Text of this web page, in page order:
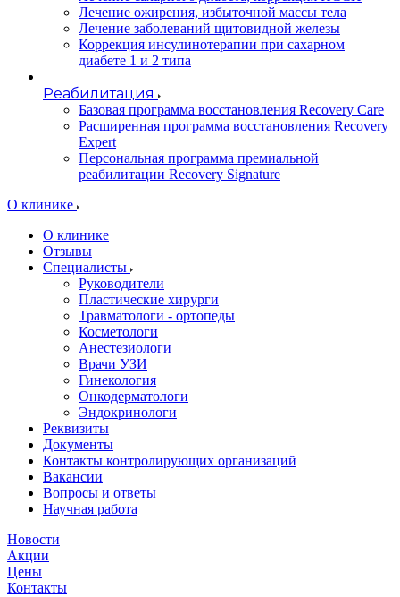
Лечение ожирения, избыточной массы тела
Лечение заболеваний щитовидной железы
Коррекция инсулинотерапии при сахарном
диабете 1 и 2 типа
Реабилитация
Базовая программа восстановления Recovery Care
Расширенная программа восстановления Recovery
Expert
Персональная программа премиальной
реабилитации Recovery Signature
O клинике
О клинике
Отзывы
Специалисты
Руководители
Пластические хирурги
Травматологи - ортопеды
Косметологи
Анестезиологи
Врачи УЗИ
Гинекология
Онкодерматологи
Эндокринологи
Реквизиты
Документы
Контакты контролирующих организаций
Вакансии
Вопросы и ответы
Научная работа
Новости
Акции
Цены
Контакты